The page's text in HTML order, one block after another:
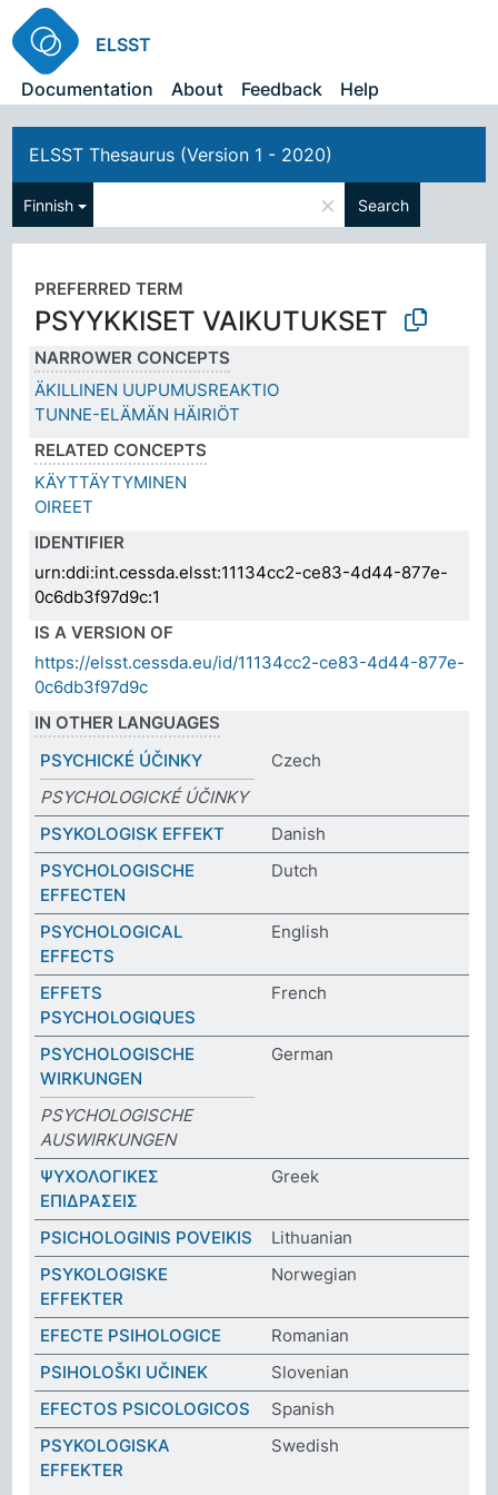
ELSST
Documentation
About Feedback Help
ELSST Thesaurus (Version 1 - 2020)
Finnish × Search
PREFERRED TERM
PSYYKKISET VAIKUTUKSET
NARROWER CONCEPTS
ÄKILLINEN UUPUMUSREAKTIO
TUNNE-ELÄMÄN HÄIRIÖT
RELATED CONCEPTS
KÄYTTÄYTYMINEN
OIREET
IDENTIFIER
urn:ddi:int.cessda.elsst:11134cc2-ce83-4d44-877e-
0c6db3f97d9c:1
IS A VERSION OF
https://elsst.cessda.eu/id/11134cc2-ce83-4d44-877e-
0c6db3f97d9c
IN OTHER LANGUAGES
PSYCHICKÉ ÚČINKY
Czech
PSYCHOLOGICKÉ ÚČINKY
PSYKOLOGISK EFFEKT
Danish
PSYCHOLOGISCHE
EFFECTEN
Dutch
PSYCHOLOGICAL
EFFECTS
English
EFFETS
PSYCHOLOGIQUES
French
PSYCHOLOGISCHE
WIRKUNGEN
German
PSYCHOLOGISCHE
AUSWIRKUNGEN
ΨΥΧΟΛΟΓΙΚΕΣ
ΕΠΙΔΡΑΣΕΙΣ
Greek
PSICHOLOGINIS POVEIKIS
Lithuanian
PSYKOLOGISKE
EFFEKTER
Norwegian
EFECTE PSIHOLOGICE
Romanian
PSIHOLOŠKI UČINEK
Slovenian
EFECTOS PSICOLOGICOS
Spanish
PSYKOLOGISKA
EFFEKTER
Swedish